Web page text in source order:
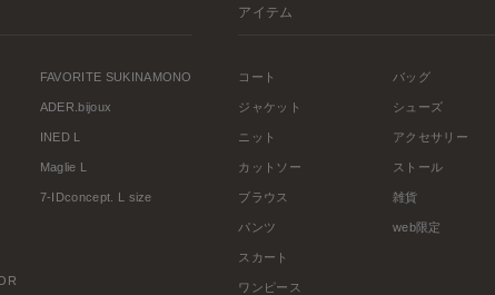
FAVORITE SUKINAMONO
ADER.bijoux
INED L
Maglie L
7-IDconcept. L size
アイテム
コート
ジャケット
ニット
カットソー
ブラウス
パンツ
スカート
ワンピース
バッグ
シューズ
アクセサリー
ストール
雑貨
web限定